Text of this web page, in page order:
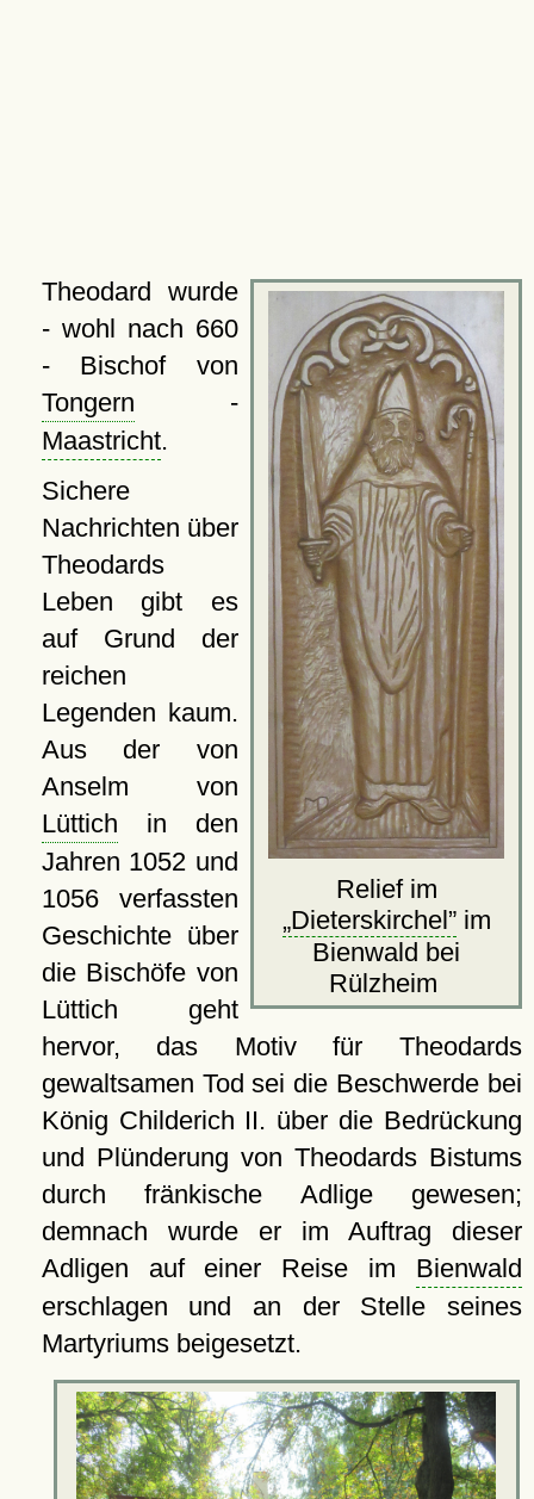
Relief im
Dieterskirchel im
Bienwald bei
Rülzheim
Theodard wurde
- wohl nach 660
- Bischof von
Tongern -
Maastricht.
Sichere
Nachrichten über
Theodards
Leben gibt es
auf Grund der
reichen
Legenden kaum.
Aus der von
Anselm von
Lüttich in den
Jahren 1052 und
1056 verfassten
Geschichte über
die Bischöfe von
Lüttich geht
hervor, das Motiv für Theodards
gewaltsamen Tod sei die Beschwerde bei
König Childerich II. über die Bedrückung
und Plünderung von Theodards Bistums
durch fränkische Adlige gewesen;
demnach wurde er im Auftrag dieser
Adligen auf einer Reise im Bienwald
erschlagen und an der Stelle seines
Martyriums beigesetzt.